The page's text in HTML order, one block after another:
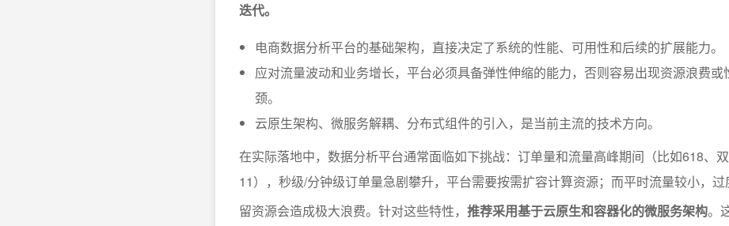
迭代。
电商数据分析平台的基础架构，直接决定了系统的性能、可用性和后续的扩展能力。
应对流量波动和业务增长，平台必须具备弹性伸缩的能力，否则容易出现资源浪费或
颈。
云原生架构、微服务解耦、分布式组件的引入，是当前主流的技术方向。
在实际落地中，数据分析平台通常面临如下挑战：订单量和流量高峰期间（比如618、双
11），秒级/分钟级订单量急剧攀升，平台需要按需扩容计算资源；而平时流量较小，过
留资源会造成极大浪费。针对这些特性， 推荐采用基于云原生和容器化的微服务架构。